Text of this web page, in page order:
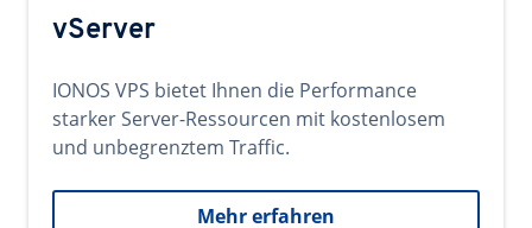
vServer
IONOS VPS bietet Ihnen die Performance
starker Server-Ressourcen mit kostenlosem
und unbegrenztem Traffic.
Mehr erfahren